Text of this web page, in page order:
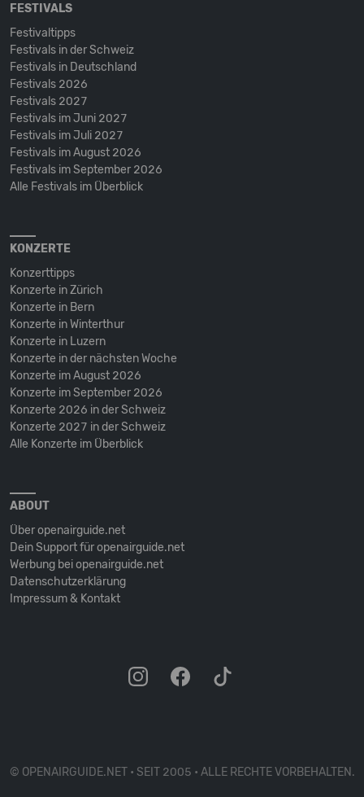
FESTIVALS
Festivaltipps
Festivals in der Schweiz
Festivals in Deutschland
Festivals 2026
Festivals 2027
Festivals im Juni 2027
Festivals im Juli 2027
Festivals im August 2026
Festivals im September 2026
Alle Festivals im Überblick
KONZERTE
Konzerttipps
Konzerte in Zürich
Konzerte in Bern
Konzerte in Winterthur
Konzerte in Luzern
Konzerte in der nächsten Woche
Konzerte im August 2026
Konzerte im September 2026
Konzerte 2026 in der Schweiz
Konzerte 2027 in der Schweiz
Alle Konzerte im Überblick
ABOUT
Über openairguide.net
Dein Support für openairguide.net
Werbung bei openairguide.net
Datenschutz­erklärung
Impressum & Kontakt
© OPENAIRGUIDE.NET • SEIT 2005 • ALLE RECHTE VORBEHALTEN.